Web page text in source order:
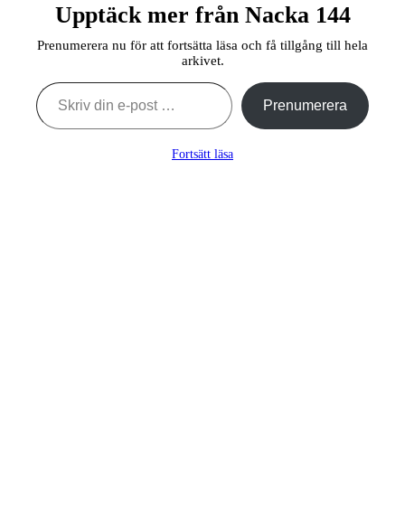
Upptäck mer från Nacka 144
Prenumerera nu för att fortsätta läsa och få tillgång till hela
arkivet.
Skriv din e-post …
Prenumerera
Fortsätt läsa